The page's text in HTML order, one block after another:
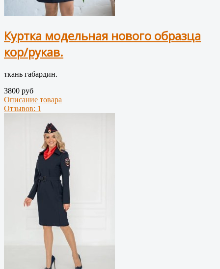
Куртка модельная нового образца
кор/рукав.
ткань габардин.
3800 руб
Описание товара
Отзывов: 1